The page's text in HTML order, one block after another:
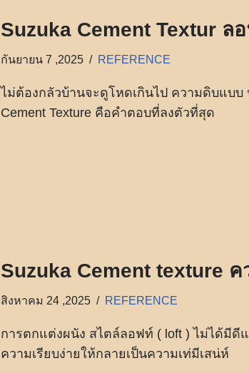
Suzuka Cement Textur ล
กันยายน 7 ,2025 REFERENCE
ไม่ต้องกลัวบ้านจะดูโหดเกินไป ความดิบแบ
Cement Texture คือคำตอบที่ลงตัวที่สุด
Suzuka Cement texture
สิงหาคม 24 ,2025 REFERENCE
การตกแต่งผนัง สไตล์ลอฟท์ ( loft ) ไม่ได้มี
ความเรียบง่ายให้กลายเป็นความเท่มีเสน่ห์